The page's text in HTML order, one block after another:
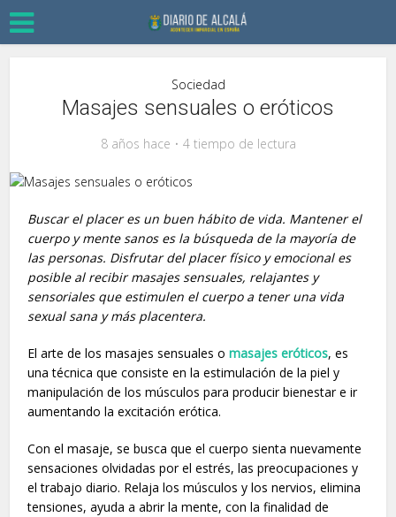
Sociedad
Masajes sensuales o eróticos
8 años hace 4 tiempo de lectura
Buscar el placer es un buen hábito de vida. Mantener el
cuerpo y mente sanos es la búsqueda de la mayoría de
las personas. Disfrutar del placer físico y emocional es
posible al recibir masajes sensuales, relajantes y
sensoriales que estimulen el cuerpo a tener una vida
sexual sana y más placentera.
El arte de los masajes sensuales o masajes eróticos, es
una técnica que consiste en la estimulación de la piel y
manipulación de los músculos para producir bienestar e ir
aumentando la excitación erótica.
Con el masaje, se busca que el cuerpo sienta nuevamente
sensaciones olvidadas por el estrés, las preocupaciones y
el trabajo diario. Relaja los músculos y los nervios, elimina
tensiones, ayuda a abrir la mente, con la finalidad de